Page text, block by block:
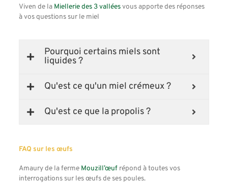
Viven de la Miellerie des 3 valléesvous apporte des réponses
à vos questions sur le miel
Pourquoi certains miels sont
liquides ?
Qu'est ce qu'un miel crémeux ?
Qu'est ce que la propolis ?
FAQ sur les œufs
Amaury de la ferme Mouzill’œuf répond à toutes vos
interrogations sur les œufs de ses poules.